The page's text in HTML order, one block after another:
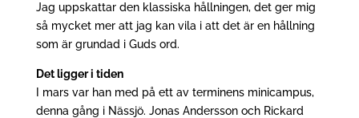
Jag uppskattar den klassiska hållningen, det ger mig
så mycket mer att jag kan vila i att det är en hållning
som är grundad i Guds ord.
Det ligger i tiden
I mars var han med på ett av terminens minicampus,
denna gång i Nässjö. Jonas Andersson och Rickard